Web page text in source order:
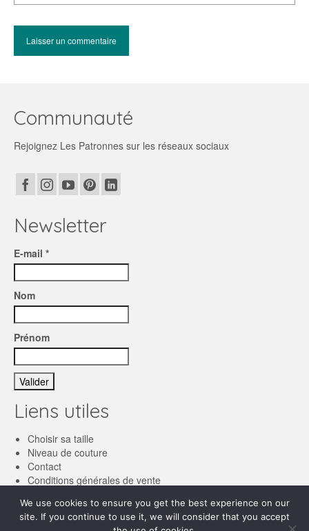
Communauté
Rejoignez Les Patronnes sur les réseaux sociaux
Newsletter
E-mail *
Nom
Prénom
Liens utiles
Choisir sa taille
Niveau de couture
Contact
Conditions générales de vente
We use cookies to ensure you get the best experience on our
site. If you continue to use it, we will consider that you accept